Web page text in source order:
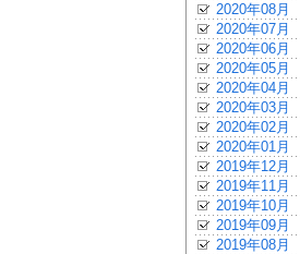
2020年08月
2020年07月
2020年06月
2020年05月
2020年04月
2020年03月
2020年02月
2020年01月
2019年12月
2019年11月
2019年10月
2019年09月
2019年08月